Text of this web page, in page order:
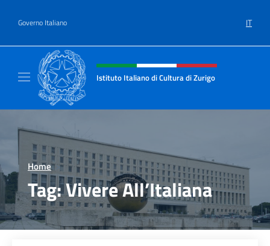
Governo Italiano IT
Intestazione sito, social e menù
Istituto Italiano di Cultura di Zurigo
Home >
Tag:Vivere All’Italiana